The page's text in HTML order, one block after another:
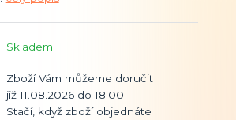
Skladem
Zboží Vám můžeme doručit
již 11.08.2026 do 18:00.
Stačí, když zboží objednáte